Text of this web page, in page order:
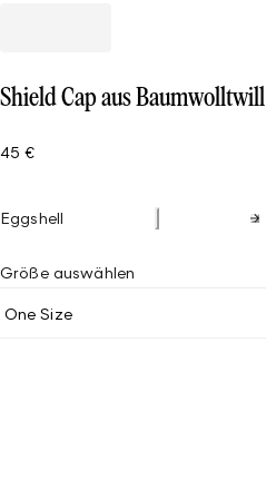
Shield Cap aus Baumwolltwill
45 €
Eggshell
Größe auswählen
One Size